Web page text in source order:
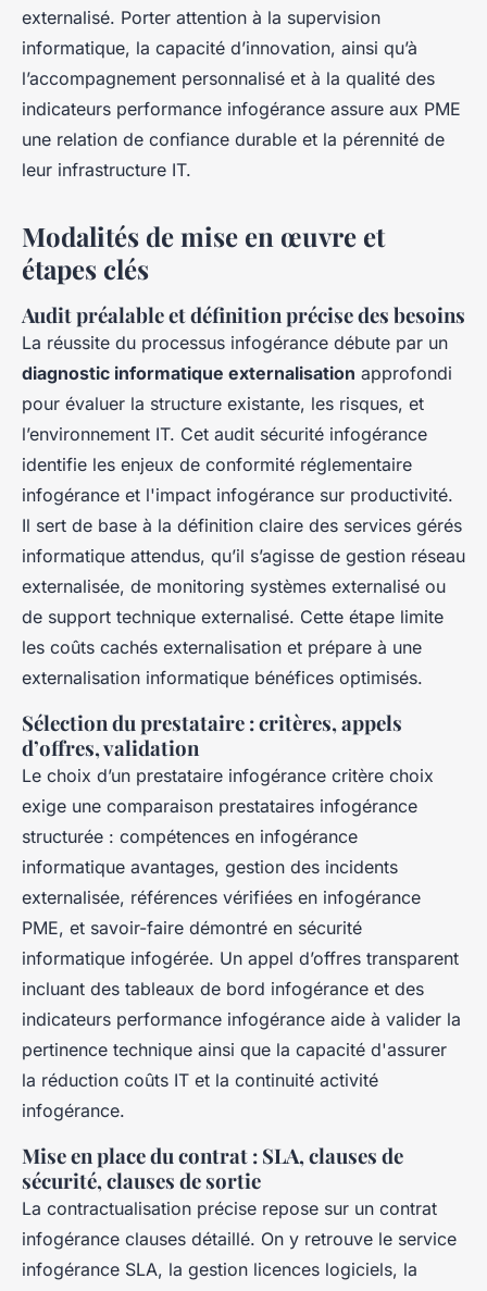
externalisé. Porter attention à la supervision
informatique, la capacité d’innovation, ainsi qu’à
l’accompagnement personnalisé et à la qualité des
indicateurs performance infogérance assure aux PME
une relation de confiance durable et la pérennité de
leur infrastructure IT.
Modalités de mise en œuvre et
étapes clés
Audit préalable et définition précise des besoins
La réussite du processus infogérance débute par un
diagnostic informatique externalisation approfondi
pour évaluer la structure existante, les risques, et
l’environnement IT. Cet audit sécurité infogérance
identifie les enjeux de conformité réglementaire
infogérance et l'impact infogérance sur productivité.
Il sert de base à la définition claire des services gérés
informatique attendus, qu’il s’agisse de gestion réseau
externalisée, de monitoring systèmes externalisé ou
de support technique externalisé. Cette étape limite
les coûts cachés externalisation et prépare à une
externalisation informatique bénéfices optimisés.
Sélection du prestataire : critères, appels
d’offres, validation
Le choix d’un prestataire infogérance critère choix
exige une comparaison prestataires infogérance
structurée : compétences en infogérance
informatique avantages, gestion des incidents
externalisée, références vérifiées en infogérance
PME, et savoir-faire démontré en sécurité
informatique infogérée. Un appel d’offres transparent
incluant des tableaux de bord infogérance et des
indicateurs performance infogérance aide à valider la
pertinence technique ainsi que la capacité d'assurer
la réduction coûts IT et la continuité activité
infogérance.
Mise en place du contrat : SLA, clauses de
sécurité, clauses de sortie
La contractualisation précise repose sur un contrat
infogérance clauses détaillé. On y retrouve le service
infogérance SLA, la gestion licences logiciels, la